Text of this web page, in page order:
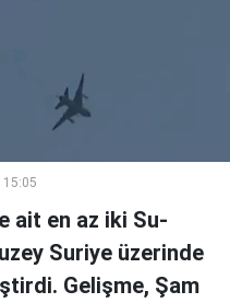
ait en az iki Su-
Suriye üzerinde
Gelişme, Şam